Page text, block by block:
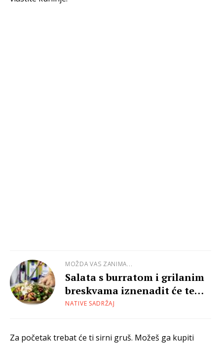
MOŽDA VAS ZANIMA...
Salata s burratom i grilanim
breskvama iznenadit će te
harmonijom okusa
NATIVE SADRŽAJ
Za početak trebat će ti sirni gruš. Možeš ga kupiti